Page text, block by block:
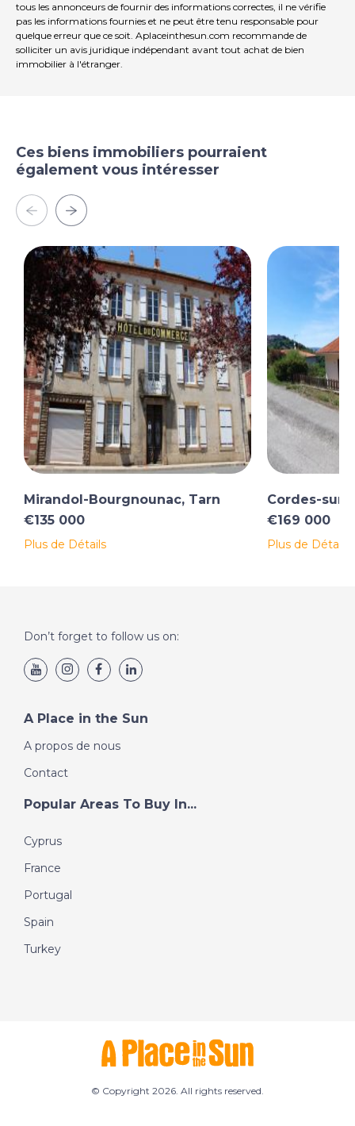
tous les annonceurs de fournir des informations correctes, il ne vérifie
pas les informations fournies et ne peut être tenu responsable pour
quelque erreur que ce soit. Aplaceinthesun.com recommande de
solliciter un avis juridique indépendant avant tout achat de bien
immobilier à l'étranger.
Ces biens immobiliers pourraient
également vous intéresser
Mirandol-Bourgnounac, Tarn
€135 000
Plus de Détails
Cordes-sur-
€169 000
Plus de Détails
Don’t forget to follow us on:
A Place in the Sun
A propos de nous
Contact
Popular Areas To Buy In...
Cyprus
France
Portugal
Spain
Turkey
© Copyright 2026. All rights reserved.